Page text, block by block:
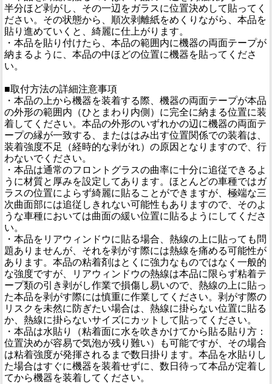
半分ほど剥がし、その一辺をガラスに位置決めして貼ってく
ださい。その状態から、順次剥離紙をめくりながら、本品を
貼り進めていくと、綺麗に仕上がります。
・本品を貼り付けたら、本品の範囲内に機器の両面テープが
納まるように、本品の中ほどの位置に機器を貼ってくださ
い。
■取付方法の詳細注意事項
・本品の上から機器を装着する際、機器の両面テープが本品
の外形の範囲内（ひとまわり内側）に完全に納まる位置に装
着してください。本品の外形のいずれかの辺に機器の両面テ
ープの縁が一致する、またははみ出す位置関係での装着は、
装着強度不足（経時的な剥がれ）の原因となりますので、行
わないでください。
・本品は通常のフロントグラスの曲率に十分に追従できるよ
うに材質と厚みを設定してあります。ほとんどの車種ではガ
ラスの位置によらず綺麗に貼ることができますが、極端な三
次曲面部には追従しきれない可能性もありますので、そのよ
うな車種においては曲面の緩い位置に貼るようにしてくださ
い。
・本品をリアウィンドウに貼る場合、熱線の上に貼っても問
題ありませんが、それを剥がす際には熱線を痛める可能性が
あります。本品の粘着剤はとくに強力なものではなく一般的
な強度ですが、リアウィンドウの熱線は本品に限らず粘着テ
ープ類の引き剥がし作業で損傷し易いので、熱線の上に貼っ
た本品を剥がす際には慎重に作業してください。剥がす際の
リスクを未然に防ぎたい場合は、熱線に掛らない位置に貼る
か、熱線に掛らないサイズにカットして貼ってください。
・本品は水貼り（粘着面に水を吹きかけてから貼る貼り方：
位置決めが容易で気泡が残り難い）も可能ですが、その場合
は粘着強度が発揮されるまで数日掛ります。本品を水貼りし
た場合はすぐに機器を装着せずに、数日待って本品が定着し
てから機器を装着してください。